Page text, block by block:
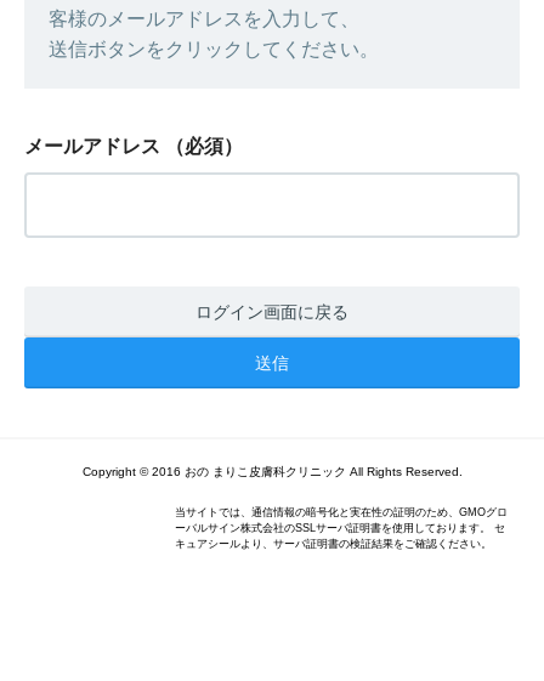
客様のメールアドレスを入力して、
送信ボタンをクリックしてください。
メールアドレス （必須）
ログイン画面に戻る
Copyright © 2016 おの まりこ皮膚科クリニック All Rights Reserved.
当サイトでは、通信情報の暗号化と実在性の証明のため、GMOグロ
ーバルサイン株式会社のSSLサーバ証明書を使用しております。 セ
キュアシールより、サーバ証明書の検証結果をご確認ください。